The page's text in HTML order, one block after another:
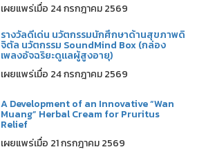
เผยแพร่เมื่อ 24 กรกฎาคม 2569
รางวัลดีเด่น นวัตกรรมนักศึกษาด้านสุขภาพดิ
จิตัล นวัตกรรม SoundMind Box (กล่อง
เพลงอัจฉริยะดูแลผู้สูงอายุ)
เผยแพร่เมื่อ 24 กรกฎาคม 2569
A Development of an Innovative “Wan
Muang” Herbal Cream for Pruritus
Relief
เผยแพร่เมื่อ 21 กรกฎาคม 2569